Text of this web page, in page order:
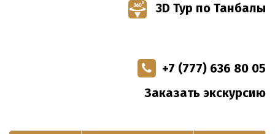
3D Тур по Танбалы
+7 (777) 636 80 05
Заказать экскурсию